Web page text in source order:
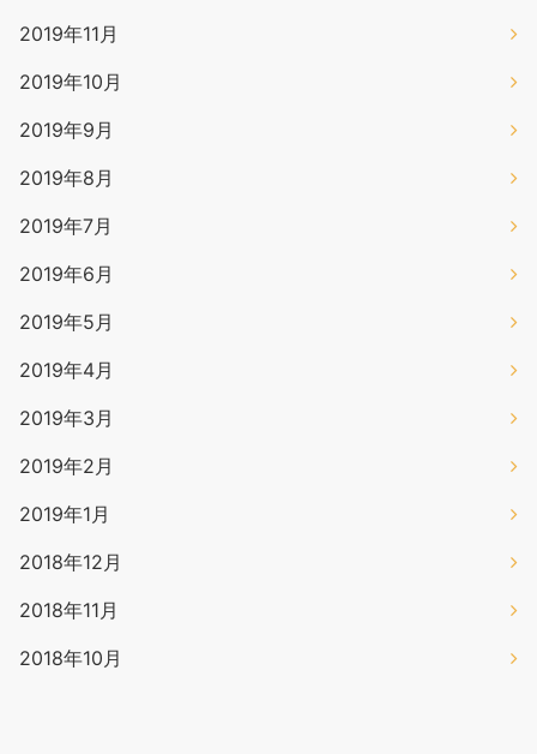
2019年11月
2019年10月
2019年9月
2019年8月
2019年7月
2019年6月
2019年5月
2019年4月
2019年3月
2019年2月
2019年1月
2018年12月
2018年11月
2018年10月